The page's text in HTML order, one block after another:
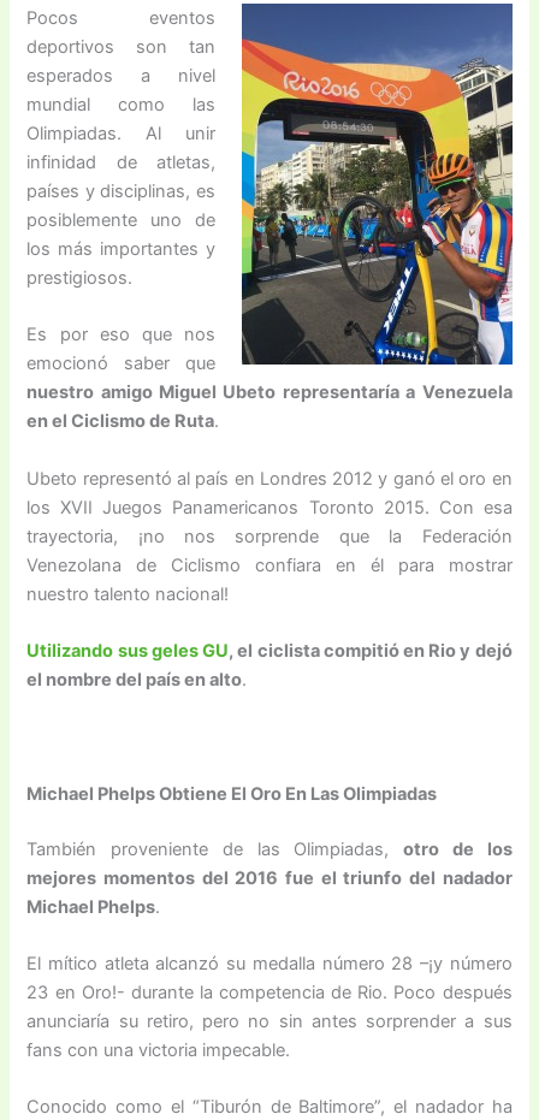
Pocos eventos
deportivos son tan
esperados a nivel
mundial como las
Olimpiadas. Al unir
infinidad de atletas,
países y disciplinas, es
posiblemente uno de
los más importantes y
prestigiosos.
Es por eso que nos
emocionó saber que
nuestro amigo Miguel Ubeto representaría a Venezuela
en el Ciclismo de Ruta.
Ubeto representó al país en Londres 2012 y ganó el oro en
los XVII Juegos Panamericanos Toronto 2015. Con esa
trayectoria, ¡no nos sorprende que la Federación
Venezolana de Ciclismo confiara en él para mostrar
nuestro talento nacional!
Utilizando sus geles GU, el ciclista compitió en Rio y dejó
el nombre del país en alto.
Michael Phelps Obtiene El Oro En Las Olimpiadas
También proveniente de las Olimpiadas,otro de los
mejores momentos del 2016 fue el triunfo del nadador
Michael Phelps.
El mítico atleta alcanzó su medalla número 28 –¡y número
23 en Oro!- durante la competencia de Rio. Poco después
anunciaría su retiro, pero no sin antes sorprender a sus
fans con una victoria impecable.
Conocido como el “Tiburón de Baltimore”, el nadador ha